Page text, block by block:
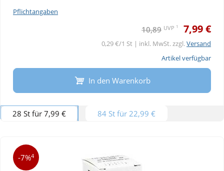
Pflichtangaben
10,89 UVP 1 7,99 €
0,29 €/1 St | inkl. MwSt. zzgl.Versand
Artikel verfügbar
In den Warenkorb
28 St für 7,99 € 84 St für 22,99 €
-7%4